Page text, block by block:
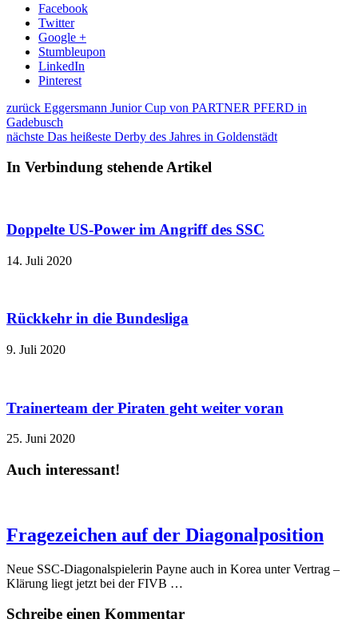
Facebook
Twitter
Google +
Stumbleupon
LinkedIn
Pinterest
zurück Eggersmann Junior Cup von PARTNER PFERD in
Gadebusch
nächste Das heißeste Derby des Jahres in Goldenstädt
In Verbindung stehende Artikel
Doppelte US-Power im Angriff des SSC
14. Juli 2020
Rückkehr in die Bundesliga
9. Juli 2020
Trainerteam der Piraten geht weiter voran
25. Juni 2020
Auch interessant!
Fragezeichen auf der Diagonalposition
Neue SSC-Diagonalspielerin Payne auch in Korea unter Vertrag –
Klärung liegt jetzt bei der FIVB …
Schreibe einen Kommentar